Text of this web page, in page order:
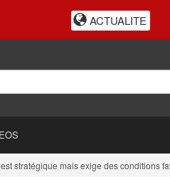
ACTUALITE
mais exige des conditions